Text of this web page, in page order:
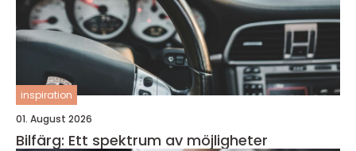
inspiration
01. August 2026
Bilfärg: Ett spektrum av möjligheter